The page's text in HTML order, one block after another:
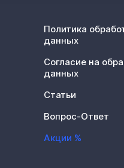
Политика
данных
Согласие на
данных
Статьи
Вопрос-Ответ
Акции %